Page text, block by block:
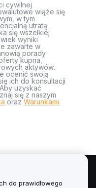
cywilnej
wiąże się
w tym
utratą
się wszelkiej
wyniki
zawarte w
porady
kupna,
aktywów.
ocenić swoją
ich do konsultacji
uzyskać
się z naszym
orazWarunkami
do prawidłowego